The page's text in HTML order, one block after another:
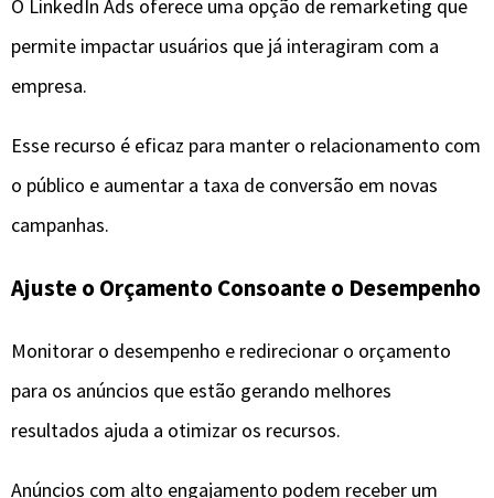
O LinkedIn Ads oferece uma opção de remarketing que
permite impactar usuários que já interagiram com a
empresa.
Esse recurso é eficaz para manter o relacionamento com
o público e aumentar a taxa de conversão em novas
campanhas.
Ajuste o Orçamento Consoante o Desempenho
Monitorar o desempenho e redirecionar o orçamento
para os anúncios que estão gerando melhores
resultados ajuda a otimizar os recursos.
Anúncios com alto engajamento podem receber um